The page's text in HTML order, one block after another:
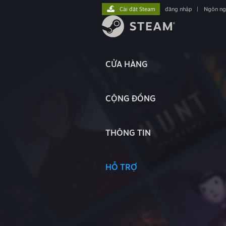
CỬA HÀNG
CỘNG ĐỒNG
THÔNG TIN
HỖ TRỢ
Cài đặt Steam đăng nhập Ngôn